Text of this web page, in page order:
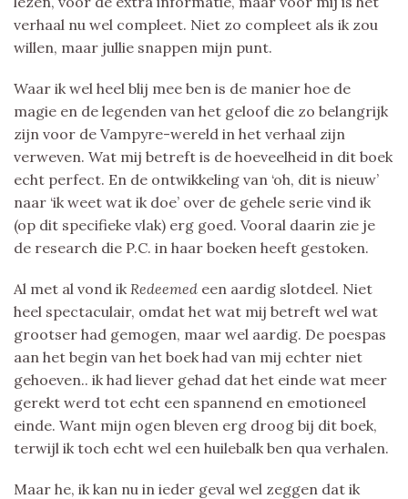
verhaal nu wel compleet. Niet zo compleet als ik zou
willen, maar jullie snappen mijn punt.
Waar ik wel heel blij mee ben is de manier hoe de
magie en de legenden van het geloof die zo belangrijk
zijn voor de Vampyre-wereld in het verhaal zijn
verweven. Wat mij betreft is de hoeveelheid in dit boek
echt perfect. En de ontwikkeling van ‘oh, dit is nieuw’
naar ‘ik weet wat ik doe’ over de gehele serie vind ik
(op dit specifieke vlak) erg goed. Vooral daarin zie je
de research die P.C. in haar boeken heeft gestoken.
Al met al vond ik Redeemed een aardig slotdeel. Niet
heel spectaculair, omdat het wat mij betreft wel wat
grootser had gemogen, maar wel aardig. De poespas
aan het begin van het boek had van mij echter niet
gehoeven.. ik had liever gehad dat het einde wat meer
gerekt werd tot echt een spannend en emotioneel
einde. Want mijn ogen bleven erg droog bij dit boek,
terwijl ik toch echt wel een huilebalk ben qua verhalen.
Maar he, ik kan nu in ieder geval wel zeggen dat ik